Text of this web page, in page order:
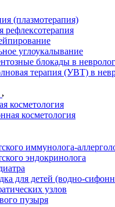
(плазмотерапия)
рефлексотерапия
углоукалывание
блокады в
терапия (УВТ) в
косметология
косметология
иммунолога-
эндокринолога
для детей (водно-
узлов
пузыря